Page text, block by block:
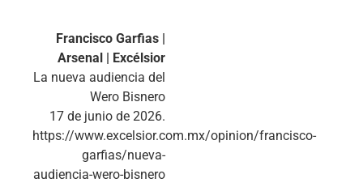
Francisco Garfias |
Arsenal | Excélsior
La nueva audiencia del
Wero Bisnero
17 de junio de 2026.
https://www.excelsior.com.mx/opinion/francisco-
garfias/nueva-
audiencia-wero-bisnero